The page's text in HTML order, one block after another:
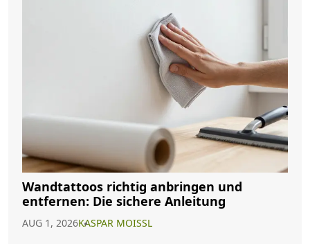
Wandtattoos richtig anbringen und
entfernen: Die sichere Anleitung
AUG 1, 2026KASPAR MOISSL